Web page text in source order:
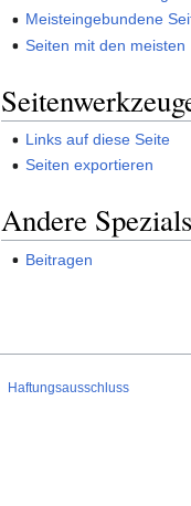
Meisteingebundene
Seiten mit den meisten
Links auf diese Seite
Seiten exportieren
Andere
Beitragen
Haftungsausschluss